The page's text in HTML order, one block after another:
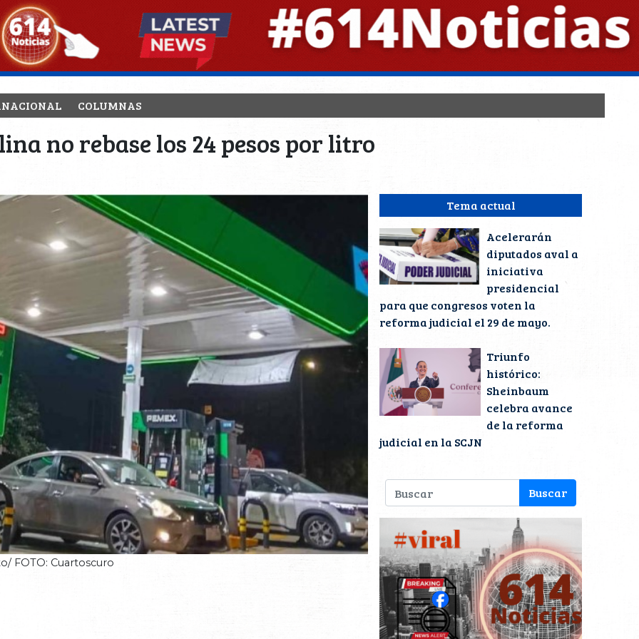
COLUMNAS
no rebase los 24 pesos por litro
FOTO: Cuartoscuro
Tema actual
Acelerarán
diputados aval a
iniciativa
presidencial
para que congresos voten la
reforma judicial el 29 de mayo.
Triunfo
histórico:
Sheinbaum
celebra avance
de la reforma
judicial en la SCJN